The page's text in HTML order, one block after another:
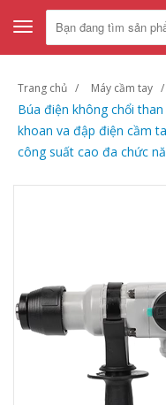
Toggle
navigation
Trang chủ Máy cầm tay
Búa điện không chổi
khoan va đập điện cầm
công suất cao đa chức